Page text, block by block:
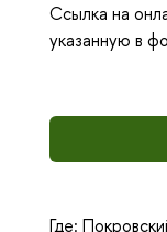
Ссылка на
указанную в
Где: